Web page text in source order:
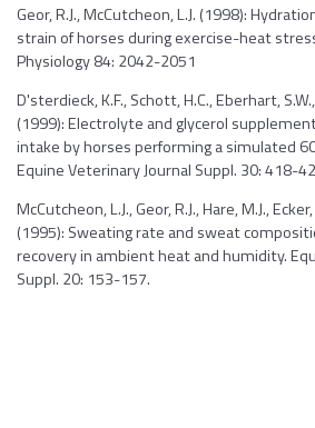
Geor, R.J., McCutcheon, L.J. (1998):
strain of horses during exercise-heat
Physiology 84: 2042-2051
D'sterdieck, K.F., Schott, H.C., Eberhart,
(1999): Electrolyte and glycerol
intake by horses performing a simulated
Equine Veterinary Journal Suppl. 30: 418-
McCutcheon, L.J., Geor, R.J., Hare, M.J.,
(1995): Sweating rate and sweat
recovery in ambient heat and humidity.
Suppl. 20: 153-157.